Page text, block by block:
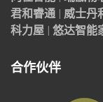
君和睿通
威士丹
科力屋
悠达智能
合作伙伴